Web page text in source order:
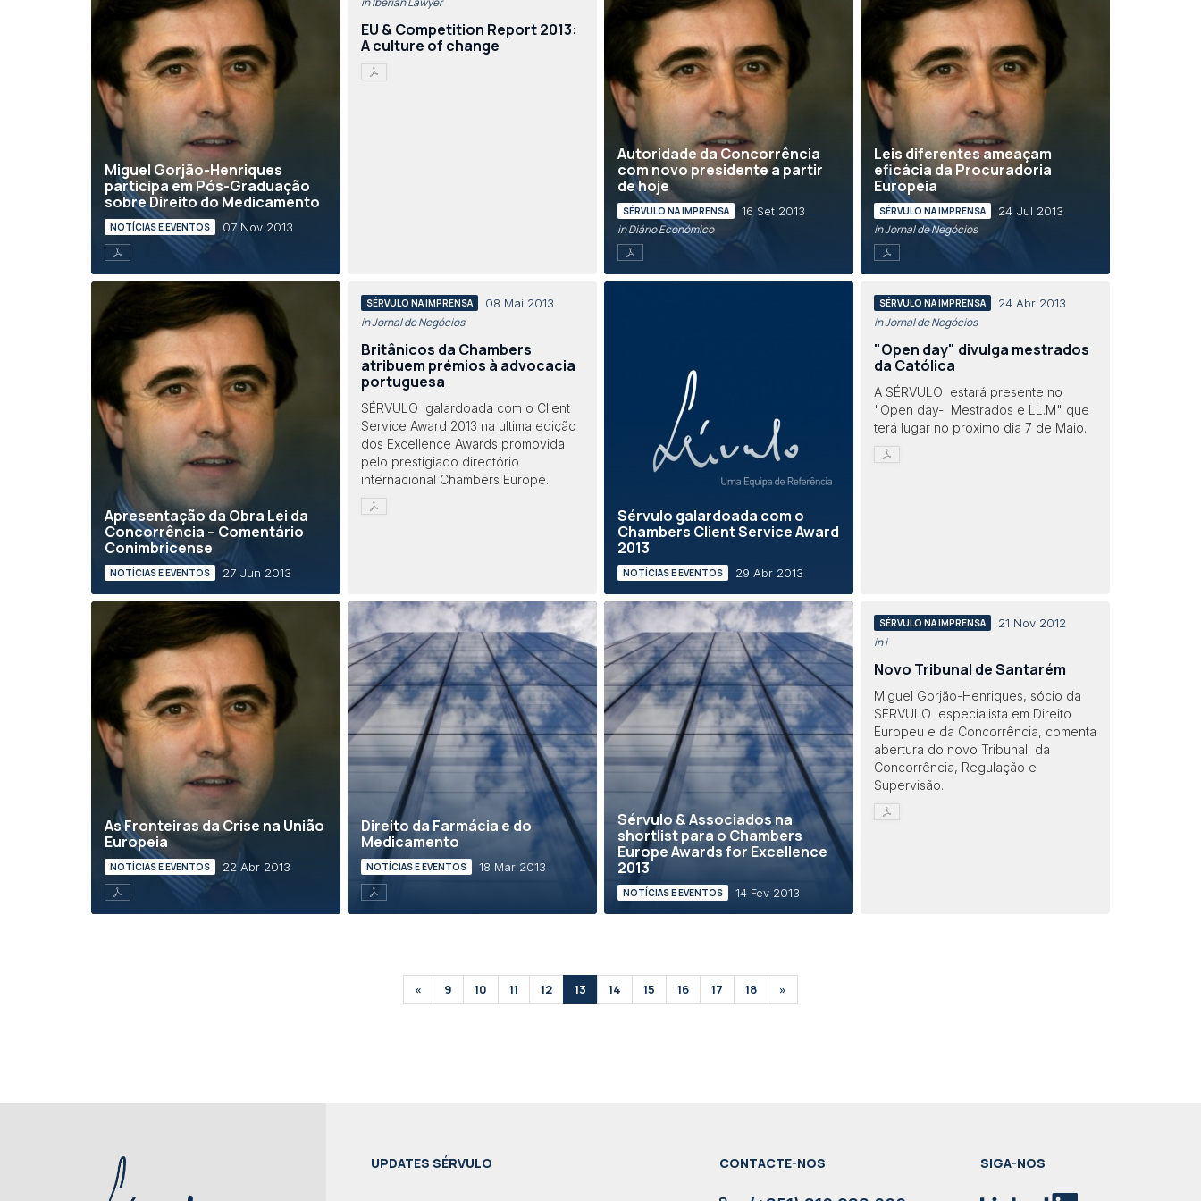
Miguel Gorjão-Henriques
participa em Pós-Graduação
sobre Direito do Medicamento
NOTÍCIAS E EVENTOS 07 Nov 2013
EU & Competition Report 2013:
A culture of change
Autoridade da Concorrência
com novo presidente a partir
de hoje
SÉRVULO NA IMPRENSA 16 Set 2013
in Diário Económico
Leis diferentes ameaçam
eficácia da Procuradoria
Europeia
SÉRVULO NA IMPRENSA 24 Jul 2013
in Jornal de Negócios
Apresentação da Obra Lei da
Concorrência – Comentário
Conimbricense
NOTÍCIAS E EVENTOS 27 Jun 2013
SÉRVULO NA IMPRENSA 08 Mai 2013
in Jornal de Negócios
Britânicos da Chambers
atribuem prémios à advocacia
portuguesa
SÉRVULO galardoada com o Client
Service Award 2013 na ultima edição
dos Excellence Awards promovida
pelo prestigiado directório
internacional Chambers Europe.
Sérvulo galardoada com o
Chambers Client Service Award
2013
NOTÍCIAS E EVENTOS 29 Abr 2013
SÉRVULO NA IMPRENSA 24 Abr 2013
in Jornal de Negócios
"Open day" divulga mestrados
da Católica
A SÉRVULO estará presente no
"Open day- Mestrados e LL.M" que
terá lugar no próximo dia 7 de Maio.
As Fronteiras da Crise na União
Europeia
NOTÍCIAS E EVENTOS 22 Abr 2013
Direito da Farmácia e do
Medicamento
NOTÍCIAS E EVENTOS 18 Mar 2013
Sérvulo & Associados na
shortlist para o Chambers
Europe Awards for Excellence
2013
NOTÍCIAS E EVENTOS 14 Fev 2013
SÉRVULO NA IMPRENSA 21 Nov 2012
in i
Novo Tribunal de Santarém
Miguel Gorjão-Henriques, sócio da
SÉRVULO especialista em Direito
Europeu e da Concorrência, comenta
abertura do novo Tribunal da
Concorrência, Regulação e
Supervisão.
« 9 10 11 12 13 14 15 16 17 18 »
UPDATES SÉRVULO CONTACTE-NOS SIGA-NOS